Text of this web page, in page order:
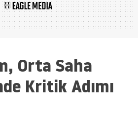
Orta Saha
Kritik Adımı